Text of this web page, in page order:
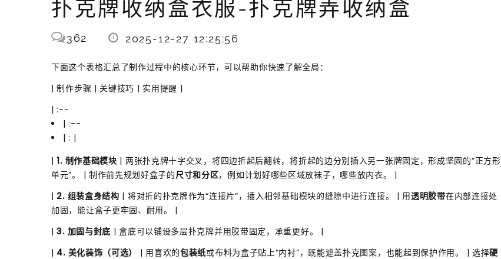
扑克牌收纳盒衣服-扑克牌弄收纳盒
362 2025-12-27 12:25:56
下面这个表格汇总了制作过程中的核心环节，可以帮助你快速了解全局：
| 制作步骤 | 关键技巧 | 实用提醒 |
| :--
| :--
| : |
|1. 制作基础模块 | 两张扑克牌十字交叉，将四边折起后翻转，将折起的边分别插入另一张牌固定，形成坚固的“正方形
单元”。 | 制作前先规划好盒子的尺寸和分区，例如计划好哪些区域放袜子，哪些放内衣。 |
| 2. 组装盒身结构 | 将对折的扑克牌作为“连接片”，插入相邻基础模块的缝隙中进行连接。 | 用透明胶带在内部连接处
加固，能让盒子更牢固、耐用。 |
|3. 加固与封底 | 盒底可以铺设多层扑克牌并用胶带固定，承重更好。 |
| 4. 美化装饰（可选） | 用喜欢的包装纸或布料为盒子贴上“内衬”，既能遮盖扑克图案，也能起到保护作用。 | 选择硬